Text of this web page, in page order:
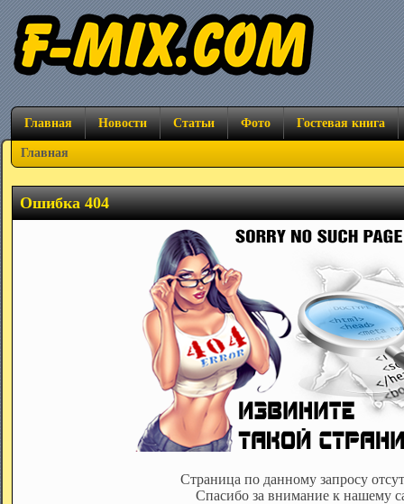
Главная Новости Статьи Фото Гостевая книга
Главная
Ошибка 404
Страница по данному запросу
Спасибо за внимание к нашему